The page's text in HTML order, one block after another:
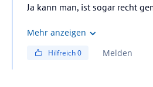
Ja kann man, ist sogar recht
Mehr anzeigen
Hilfreich0 Melden